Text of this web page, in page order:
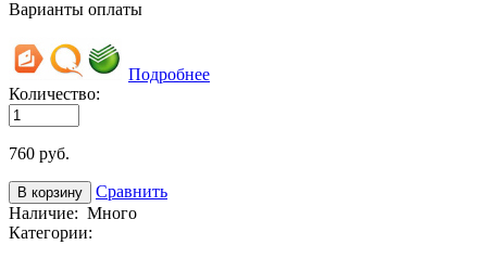
Варианты оплаты
Подробнее
Количество:
760 руб.
Сравнить
Наличие: Много
Категории: